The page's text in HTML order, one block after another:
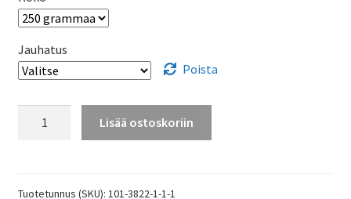
Jauhatus
Poista
Lisää ostoskoriin
Tuotetunnus (SKU): 101-3822-1-1-1